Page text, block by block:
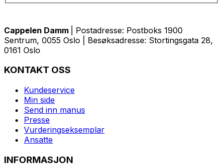
Cappelen Damm
| Postadresse: Postboks 1900
Sentrum, 0055 Oslo | Besøksadresse: Stortingsgata 28,
0161 Oslo
KONTAKT OSS
Kundeservice
Min side
Send inn manus
Presse
Vurderingseksemplar
Ansatte
INFORMASJON